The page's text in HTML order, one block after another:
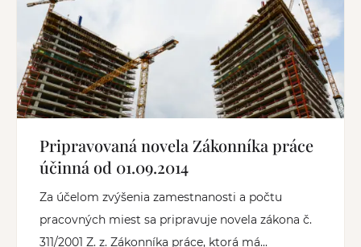
Pripravovaná novela Zákonníka práce
účinná od 01.09.2014
Za účelom zvýšenia zamestnanosti a počtu
pracovných miest sa pripravuje novela zákona č.
311/2001 Z. z. Zákonníka práce, ktorá má...